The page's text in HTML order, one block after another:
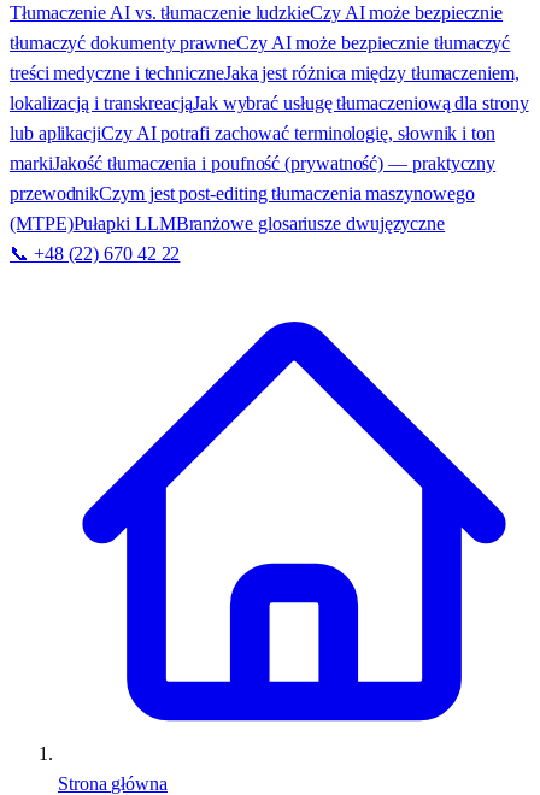
Tłumaczenie AI vs. tłumaczenie ludzkieCzy AI może bezpiecznie
tłumaczyć dokumenty prawneCzy AI może bezpiecznie tłumaczyć
treści medyczne i techniczneJaka jest różnica między tłumaczeniem,
lokalizacją i transkreacjąJak wybrać usługę tłumaczeniową dla strony
lub aplikacjiCzy AI potrafi zachować terminologię, słownik i ton
markiJakość tłumaczenia i poufność (prywatność) — praktyczny
przewodnikCzym jest post-editing tłumaczenia maszynowego
(MTPE)Pułapki LLMBranżowe glosariusze dwujęzyczne
📞 +48 (22) 670 42 22
Strona główna